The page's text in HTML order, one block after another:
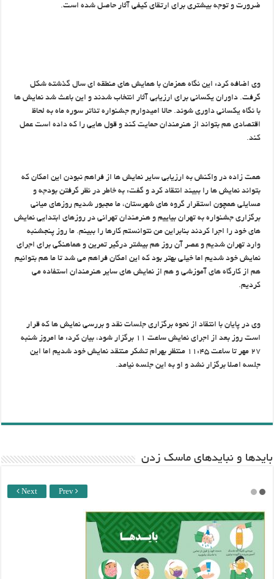
ضرورت و توجه بیشتری برای ارتقای کیفی آثار حاصل شده است.
وی اضافه کرد: این نگاه همزمان با همایش های منطقه ای سال گذشته شکل
گرفت. داوران یکسانی برای ارزیابی آثار انتخاب شدند و این باعث شد نمایش ها
با نگاه یکسانی داوری شوند. حالا امیدوارم جشنواره تئاتر سوره ماه به لحاظ
اقتصادی هم بتواند از هنرمندان حمایت کند و قول هایی را که داده است عمل
کند.
همت زاده در واکنش به ارزیابی سایر نمایش ها از فراهم نبودن این امکان که
بتواند نمایش ها را ببیند انتقاد کرد و گفت: به خاطر در نظر گرفتن بودجه و
مسایلی همچون استقرار گروه های شهرستان، ما مجبور شدیم روزهای میانی
برگزاری جشنواره به تهران بیاییم و هنرمندان تهرانی در روزهای ابتدایی نمایش
های خود را اجرا کردند بنابراین من نتوانستم کارها را ببینم. ما روز پنجشنبه
وارد تهران شدیم و عصر آن روز هم بیشتر درگیر تمرین و هماهنگی برای اجرای
نمایش خود شدیم اما خیلی بهتر بود که این امکان فراهم می شد تا ما هم بتوانیم
هم از کارگاه های آموزشی و هم از نمایش های سایر هنرمندان استفاده می
کردیم.
وی در پایان با انتقاد از نحوه برگزاری جلسات نقد و بررسی نمایش ها که قرار
است روز بعد از اجرای نمایش ساعت ۱۱ برگزار شود، بیان کرد: ما امروز شنبه
۲۷ مهر تا ساعت ۱۱:۴۵ منتظر بهرام تشکر منتقد نمایش خود شدیم اما این
جلسه اصلا برگزار نشد و او به این جلسه نیامد.
باید‌ها و نبایدهای ماسک زدن
Next Prev